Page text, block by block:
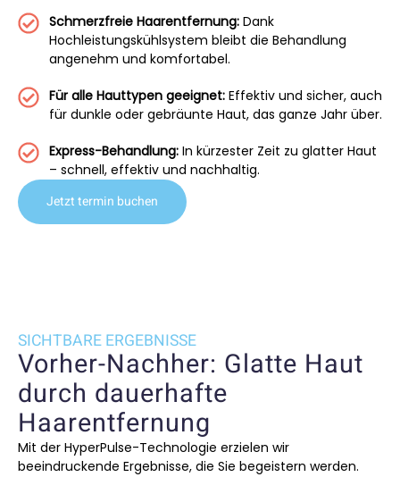
Schmerzfreie Haarentfernung: Dank
Hochleistungskühlsystem bleibt die Behandlung
angenehm und komfortabel.
Für alle Hauttypen geeignet: Effektiv und sicher, auch
für dunkle oder gebräunte Haut, das ganze Jahr über.
Express-Behandlung: In kürzester Zeit zu glatter Haut
– schnell, effektiv und nachhaltig.
Jetzt termin buchen
SICHTBARE ERGEBNISSE
Vorher-Nachher: Glatte Haut
durch dauerhafte
Haarentfernung
Mit der HyperPulse-Technologie erzielen wir
beeindruckende Ergebnisse, die Sie begeistern werden.